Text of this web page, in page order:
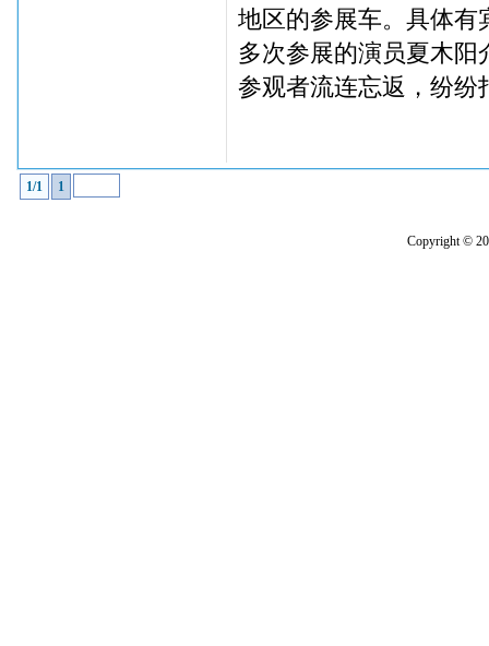
地区的参展车。具体有
多次参展的演员夏木阳
参观者流连忘返，纷纷
1/1 1
Copyright ©